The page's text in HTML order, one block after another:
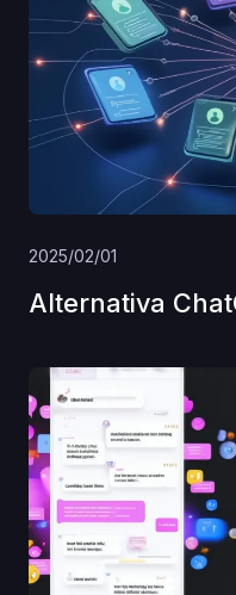
2025/02/01
Alternativa